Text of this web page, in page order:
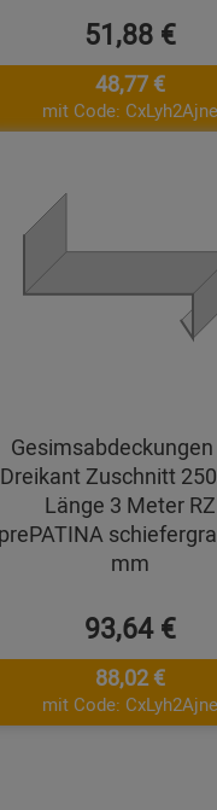
51,88 €
48,77 €
mit Code: CxLyh2Ajne
Dreikant Zuschnitt
Länge 3 Meter RZ
prePATINA
mm
93,64 €
88,02 €
mit Code: CxLyh2Ajne